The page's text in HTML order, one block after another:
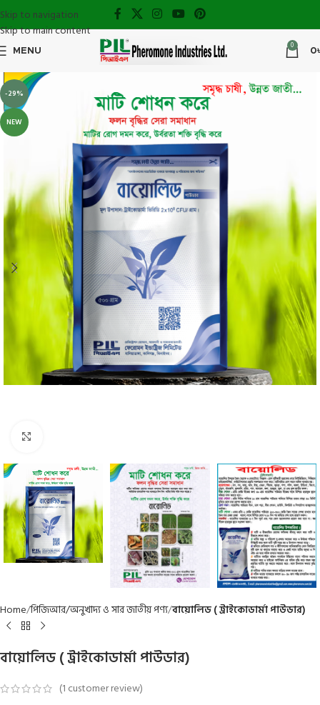
Skip to navigation
Skip to main content
MENU 0 0
-29%
NEW
Home পিজিআর/অনুখাদ্য ও সার জাতীয় পণ্য বায়োলিড ( ট্রাইকোডার্মা পাউডার)
বায়োলিড ( ট্রাইকোডার্মা পাউডার)
(1 customer review)